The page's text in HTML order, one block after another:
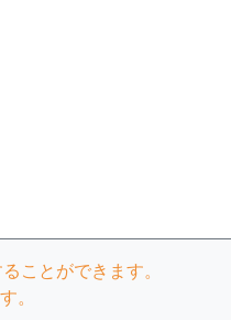
ことができます。
。